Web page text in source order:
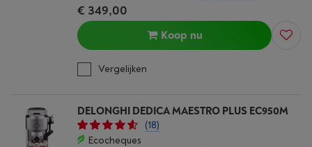
€ 349,00
Koop nu
Vergelijken
DELONGHI DEDICA MAESTRO PLUS EC950M
(18)
Ecocheques